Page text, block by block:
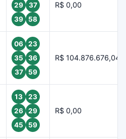
29
37
39
58
R$ 0,00
06
23
35
36
37
59
R$ 104.876.676,04
13
23
26
29
45
59
R$ 0,00